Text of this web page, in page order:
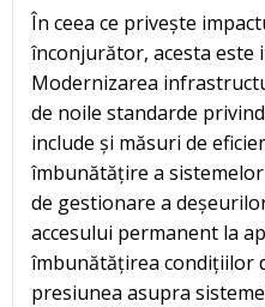
În ceea ce privește
înconjurător, acesta este
Modernizarea
de noile standarde
include și măsuri de
îmbunătățire a
de gestionare a
accesului permanent la
îmbunătățirea condițiilor
presiunea asupra